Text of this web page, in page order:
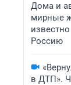
Дома и
мирные
Россию
в ДТП».